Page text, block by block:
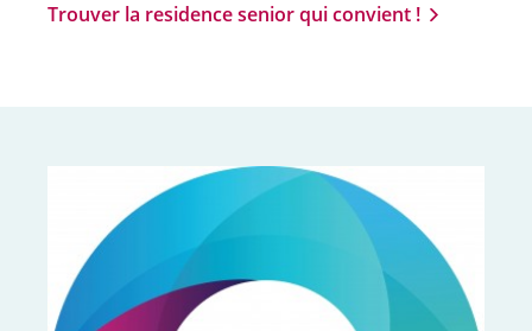
Trouver la residence senior qui convient !